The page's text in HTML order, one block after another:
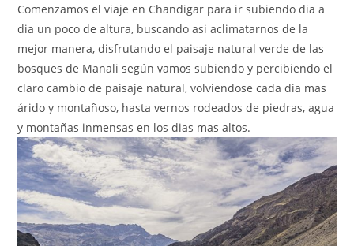
Comenzamos el viaje en Chandigar para ir subiendo dia a
dia un poco de altura, buscando asi aclimatarnos de la
mejor manera, disfrutando el paisaje natural verde de las
bosques de Manali según vamos subiendo y percibiendo el
claro cambio de paisaje natural, volviendose cada dia mas
árido y montañoso, hasta vernos rodeados de piedras, agua
y montañas inmensas en los dias mas altos.